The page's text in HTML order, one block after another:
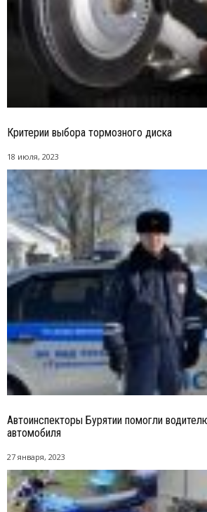
Критерии выбора тормозного диска
18 июля, 2023
Автоинспекторы Бурятии помогли
автомобиля
27 января, 2023